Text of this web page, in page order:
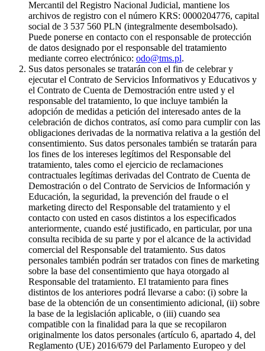
Mercantil del Registro Nacional Judicial, mantiene los
archivos de registro con el número KRS: 0000204776, capital
social de 3 537 560 PLN (integralmente desembolsado).
Puede ponerse en contacto con el responsable de protección
de datos designado por el responsable del tratamiento
mediante correo electrónico: odo@tms.pl.
Sus datos personales se tratarán con el fin de celebrar y
ejecutar el Contrato de Servicios Informativos y Educativos y
el Contrato de Cuenta de Demostración entre usted y el
responsable del tratamiento, lo que incluye también la
adopción de medidas a petición del interesado antes de la
celebración de dichos contratos, así como para cumplir con las
obligaciones derivadas de la normativa relativa a la gestión del
consentimiento. Sus datos personales también se tratarán para
los fines de los intereses legítimos del Responsable del
tratamiento, tales como el ejercicio de reclamaciones
contractuales legítimas derivadas del Contrato de Cuenta de
Demostración o del Contrato de Servicios de Información y
Educación, la seguridad, la prevención del fraude o el
marketing directo del Responsable del tratamiento y el
contacto con usted en casos distintos a los especificados
anteriormente, cuando esté justificado, en particular, por una
consulta recibida de su parte y por el alcance de la actividad
comercial del Responsable del tratamiento. Sus datos
personales también podrán ser tratados con fines de marketing
sobre la base del consentimiento que haya otorgado al
Responsable del tratamiento. El tratamiento para fines
distintos de los anteriores podrá llevarse a cabo: (i) sobre la
base de la obtención de un consentimiento adicional, (ii) sobre
la base de la legislación aplicable, o (iii) cuando sea
compatible con la finalidad para la que se recopilaron
originalmente los datos personales (artículo 6, apartado 4, del
Reglamento (UE) 2016/679 del Parlamento Europeo y del